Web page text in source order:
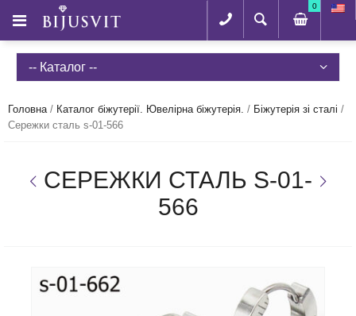
0
-- Каталог --
Головна/ Каталог біжутерії. Ювелірна біжутерія. / Біжутерія зі сталі /
Сережки сталь s-01-566
СЕРЕЖКИ СТАЛЬ S-01-
566